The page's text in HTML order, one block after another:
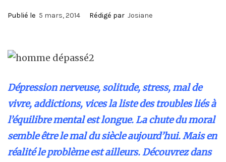
Publié le 5 mars, 2014 Rédigé par Josiane
Dépression nerveuse, solitude, stress, mal de
vivre, addictions, vices la liste des troubles liés à
l’équilibre mental est longue. La chute du moral
semble être le mal du siècle aujourd’hui. Mais en
réalité le problème est ailleurs. Découvrez dans